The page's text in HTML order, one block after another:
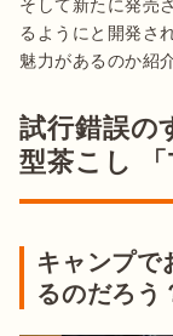
そして新たに発売
るようにと開発さ
魅力があるのか紹
試行錯誤の
型茶こし 「
キャンプで
るのだろう